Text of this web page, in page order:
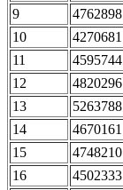
9 4762898
10 4270681
11 4595744
12 4820296
13 5263788
14 4670161
15 4748210
16 4502333